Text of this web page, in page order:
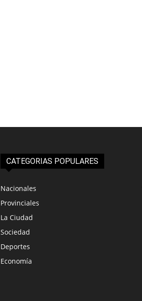
CATEGORIAS POPULARES
Nacionales
Provinciales
La Ciudad
Sociedad
Deportes
Economía